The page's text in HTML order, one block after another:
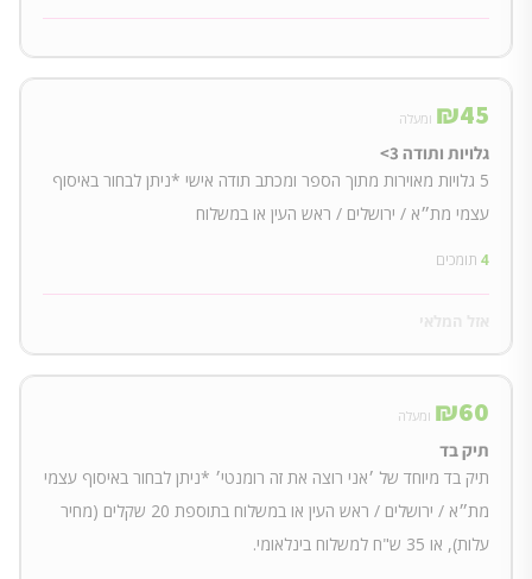
₪45 ומעלה
גלויות ותודה 3>
5 גלויות מאוירות מתוך הספר ומכתב תודה אישי *ניתן לבחור באיסוף
עצמי מת״א / ירושלים / ראש העין או במשלוח
4 תומכים
₪60 ומעלה
תיק בד
תיק בד מיוחד של ׳אני רוצה את זה רומנטי׳ *ניתן לבחור באיסוף עצמי
מת״א / ירושלים / ראש העין או במשלוח בתוספת 20 שקלים (מחיר
עלות), או 35 ש"ח למשלוח בינלאומי.